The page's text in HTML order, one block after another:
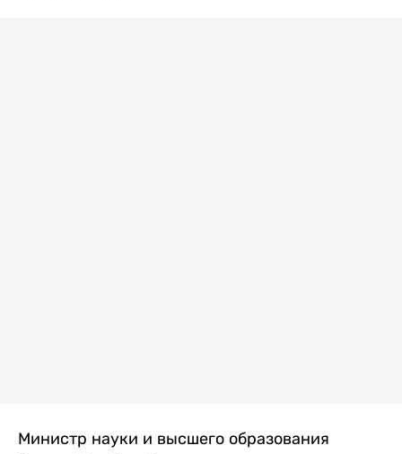
Министр науки и высшего образования